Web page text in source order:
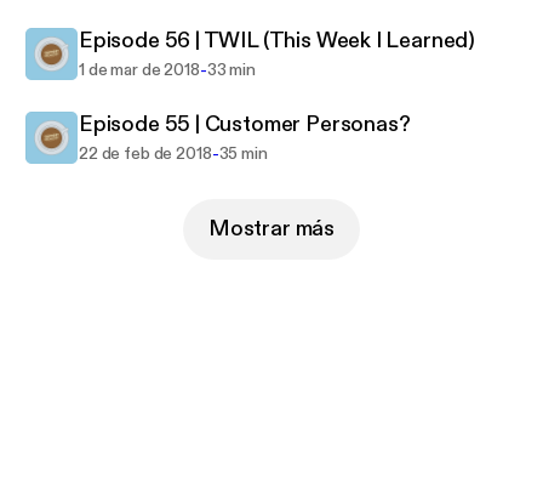
Episode 56 | TWIL (This Week I Learned)
1 de mar de 2018-33 min
Episode 55 | Customer Personas?
22 de feb de 2018-35 min
Mostrar más